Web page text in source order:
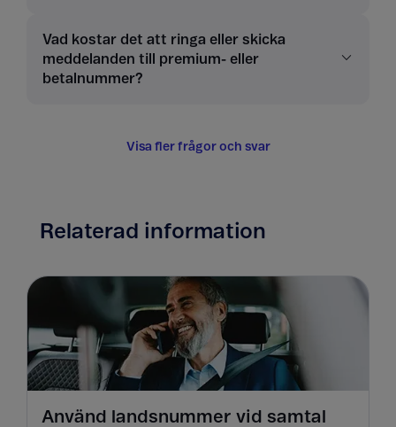
Vad kostar det att ringa eller skicka
meddelanden till premium- eller
betalnummer?
Visa fler frågor och svar
Relaterad information
Använd landsnummer vid samtal